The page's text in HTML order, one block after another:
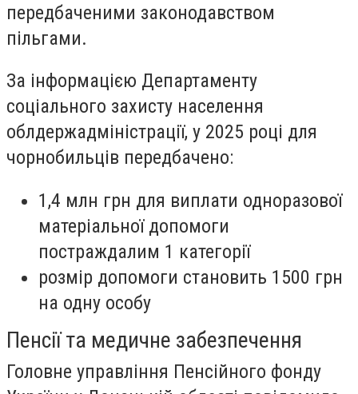
передбаченими законодавством
пільгами.
За інформацією Департаменту
соціального захисту населення
облдержадміністрації, у 2025 році для
чорнобильців передбачено:
1,4 млн грн для виплати одноразової
матеріальної допомоги
постраждалим 1 категорії
розмір допомоги становить 1500 грн
на одну особу
Пенсії та медичне забезпечення
Головне управління Пенсійного фонду